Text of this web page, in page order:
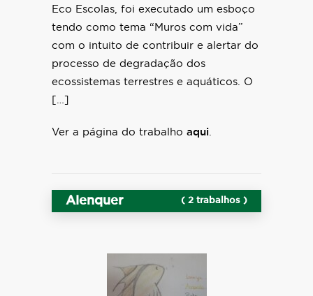
Eco Escolas, foi executado um esboço
tendo como tema “Muros com vida”
com o intuito de contribuir e alertar do
processo de degradação dos
ecossistemas terrestres e aquáticos. O
[…]
Ver a página do trabalho aqui.
Alenquer ( 2 trabalhos )